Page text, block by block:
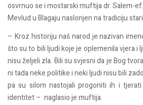
osvrnuo se i mostarski muftija dr. Salem-
Mevlud u Blagaju naslonjen na tradiciju
– Kroz historiju naš narod je nazivan
što su to bili ljudi koje je oplemenila vjera i
nisu željeli zla. Bili su svjesni da je Bog
ni tada neke politike i neki ljudi nisu bili
pa su silom nastojali progoniti ih i
identitet – naglasio je muftija.